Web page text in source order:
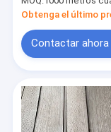
120m m
Obtenga el último
Contactar ahora